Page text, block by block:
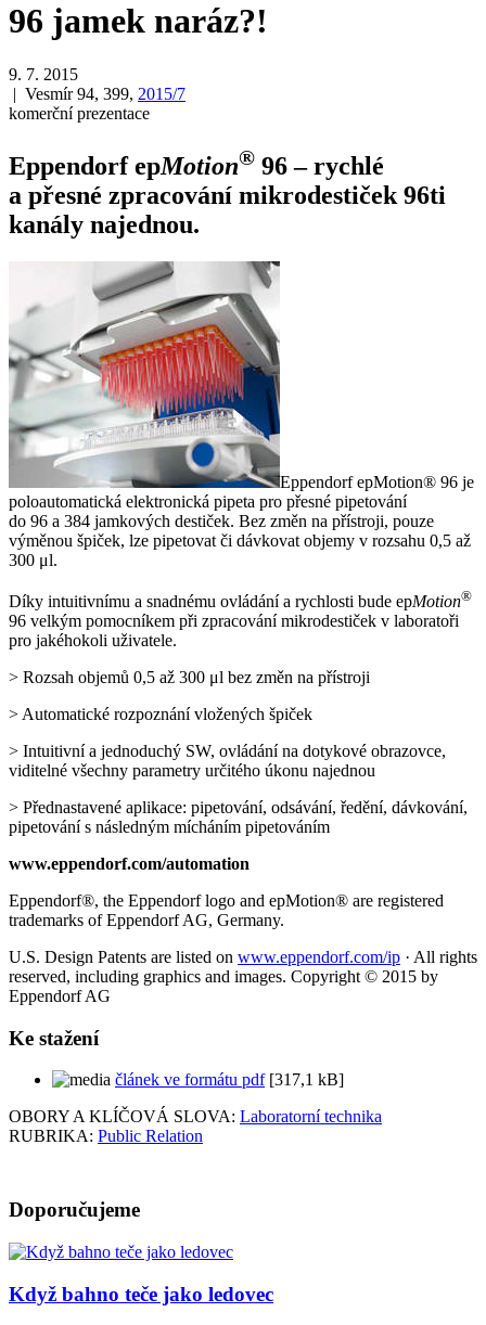
96 jamek naráz?!
9. 7. 2015
| Vesmír 94, 399, 2015/7
komerční prezentace
Eppendorf epMotion® 96 – rychlé
a přesné zpracování mikrodestiček 96ti
kanály najednou.
Eppendorf epMotion® 96 je
poloautomatická elektronická pipeta pro přesné pipetování
do 96 a 384 jamkových destiček. Bez změn na přístroji, pouze
výměnou špiček, lze pipetovat či dávkovat objemy v rozsahu 0,5 až
300 μl.
Díky intuitivnímu a snadnému ovládání a rychlosti bude epMotion®
96 velkým pomocníkem při zpracování mikrodestiček v laboratoři
pro jakéhokoli uživatele.
> Rozsah objemů 0,5 až 300 μl bez změn na přístroji
> Automatické rozpoznání vložených špiček
> Intuitivní a jednoduchý SW, ovládání na dotykové obrazovce,
viditelné všechny parametry určitého úkonu najednou
> Přednastavené aplikace: pipetování, odsávání, ředění, dávkování,
pipetování s následným mícháním pipetováním
www.eppendorf.com/automation
Eppendorf®, the Eppendorf logo and epMotion® are registered
trademarks of Eppendorf AG, Germany.
U.S. Design Patents are listed on www.eppendorf.com/ip · All rights
reserved, including graphics and images. Copyright © 2015 by
Eppendorf AG
Ke stažení
článek ve formátu pdf[317,1 kB]
OBORY A KLÍČOVÁ SLOVA: Laboratorní technika
RUBRIKA: Public Relation
Doporučujeme
Když bahno teče jako ledovec